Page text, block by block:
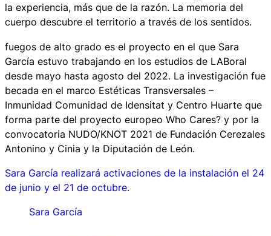
la experiencia, más que de la razón. La memoria del
cuerpo descubre el territorio a través de los sentidos.
fuegos de alto grado es el proyecto en el que Sara
García estuvo trabajando en los estudios de LABoral
desde mayo hasta agosto del 2022. La investigación fue
becada en el marco Estéticas Transversales –
Inmunidad Comunidad de Idensitat y Centro Huarte que
forma parte del proyecto europeo Who Cares? y por la
convocatoria NUDO/KNOT 2021 de Fundación Cerezales
Antonino y Cinia y la Diputación de León.
Sara García realizará activaciones de la instalación el 24
de junio y el 21 de octubre.
Sara García